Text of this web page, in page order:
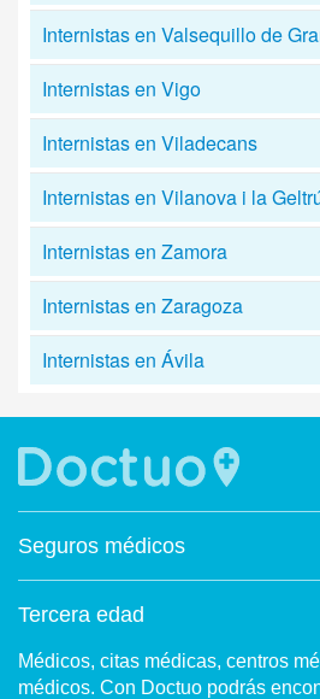
Internistas en Valsequillo de
Internistas en Vigo
Internistas en Viladecans
Internistas en Vilanova i la
Internistas en Zamora
Internistas en Zaragoza
Internistas en Ávila
Seguros médicos
Tercera edad
Médicos, citas médicas, centros
médicos. Con Doctuo podrás